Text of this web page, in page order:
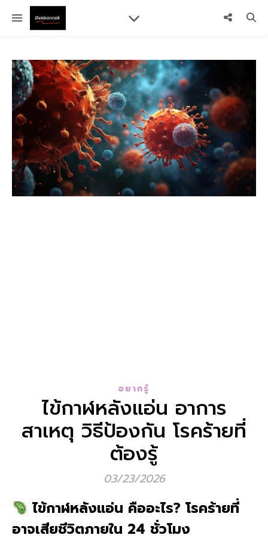
อยากรู้
ไข้กาฬหลังแอ่น อาการ
สาเหตุ วิธีป้องกัน โรคร้ายที่
ต้องรู้
03/23/2026
ไข้กาฬหลังแอ่น คืออะไร? โรคร้ายที่
อาจเสียชีวิตภายใน 24 ชั่วโมง